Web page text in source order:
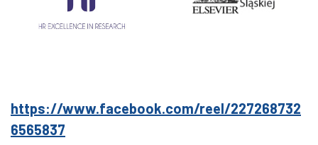
https://www.facebook.com/reel/227268732
6565837